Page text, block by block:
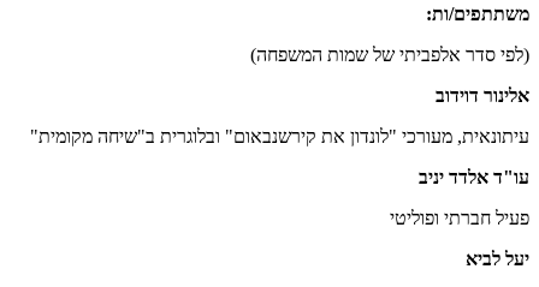
משתתפים/ות:
(לפי סדר אלפביתי של שמות המשפחה)
אלינור דוידוב
עיתונאית, מעורכי "לונדון את קירשנבאום" ובלוגרית ב"שיחה מקומית"
עו"ד אלדד יניב
פעיל חברתי ופוליטי
יעל לביא